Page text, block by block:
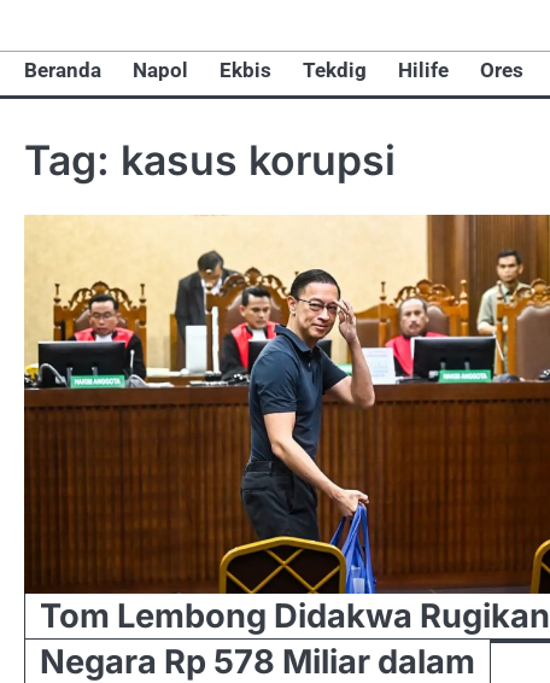
content
Beranda Napol Ekbis Tekdig Hilife Ores
Tag: kasus korupsi
Tom Lembong Didakwa Rugikan
Negara Rp 578 Miliar dalam